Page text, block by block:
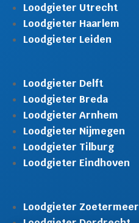
Loodgieter Utrecht
Loodgieter Haarlem
Loodgieter Leiden
Loodgieter Delft
Loodgieter Breda
Loodgieter Arnhem
Loodgieter Nijmegen
Loodgieter Tilburg
Loodgieter Eindhoven
Loodgieter Zoetermeer